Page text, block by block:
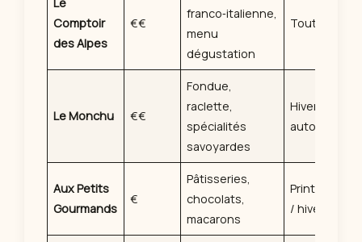
Comptoir
des Alpes
€€
franco‑italienne,
menu
dégustation
Toute
Le Monchu €€
Fondue,
raclette,
spécialités
savoyardes
Hiver /
automne
Aux Petits
Gourmands
€
Pâtisseries,
chocolats,
macarons
/ hiver